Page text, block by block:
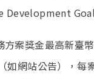
方案獎金最高新臺
如網站公告），每